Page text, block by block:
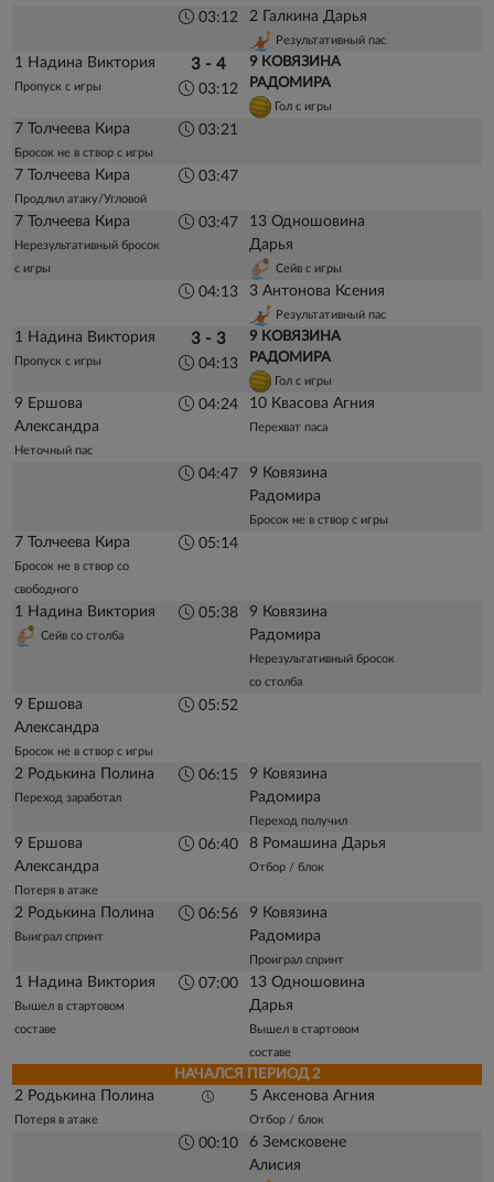
03:12 2 Галкина Дарья
Результативный пас
1 Надина Виктория
Пропуск с игры
3 - 4
03:12
9 КОВЯЗИНА
РАДОМИРА
Гол с игры
7 Толчеева Кира
Бросок не в створ с игры
03:21
7 Толчеева Кира
Продлил атаку/Угловой
03:47
7 Толчеева Кира
Нерезультативный бросок
с игры
03:47
13 Одношовина
Дарья
Сейв с игры
04:13 3 Антонова Ксения
Результативный пас
1 Надина Виктория
Пропуск с игры
3 - 3
04:13
9 КОВЯЗИНА
РАДОМИРА
Гол с игры
9 Ершова
Александра
Неточный пас
04:24 10 Квасова Агния
Перехват паса
04:47
9 Ковязина
Радомира
Бросок не в створ с игры
7 Толчеева Кира
Бросок не в створ со
свободного
05:14
1 Надина Виктория
Сейв со столба
05:38
9 Ковязина
Радомира
Нерезультативный бросок
со столба
9 Ершова
Александра
Бросок не в створ с игры
05:52
2 Родькина Полина
Переход заработал
06:15
9 Ковязина
Радомира
Переход получил
9 Ершова
Александра
Потеря в атаке
06:40 8 Ромашина Дарья
Отбор / блок
2 Родькина Полина
Выиграл спринт
06:56
9 Ковязина
Радомира
Проиграл спринт
1 Надина Виктория
Вышел в стартовом
составе
07:00
13 Одношовина
Дарья
Вышел в стартовом
составе
НАЧАЛСЯ ПЕРИОД 2
2 Родькина Полина
Потеря в атаке
5 Аксенова Агния
Отбор / блок
00:10
6 Земсковене
Алисия